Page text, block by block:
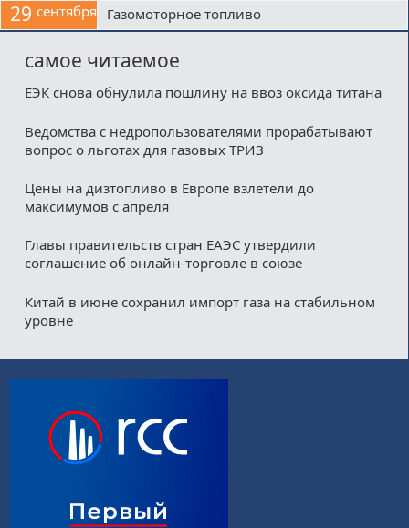
29 сентября Газомоторное топливо
самое читаемое
ЕЭК снова обнулила пошлину на ввоз оксида титана
Ведомства с недропользователями прорабатывают
вопрос о льготах для газовых ТРИЗ
Цены на дизтопливо в Европе взлетели до
максимумов с апреля
Главы правительств стран ЕАЭС утвердили
соглашение об онлайн-торговле в союзе
Китай в июне сохранил импорт газа на стабильном
уровне